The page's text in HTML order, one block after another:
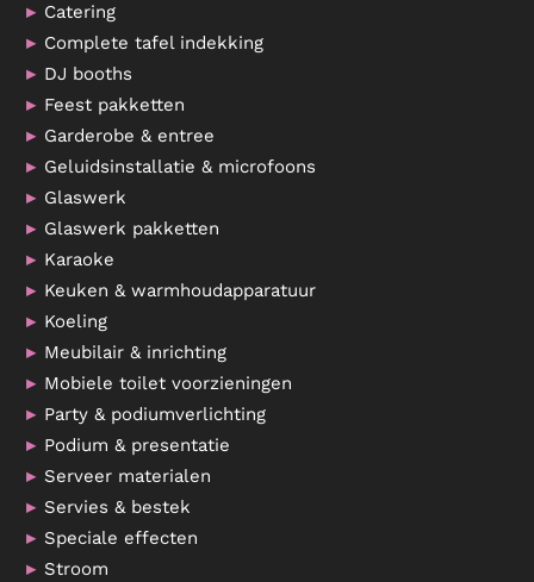
Catering
Complete tafel indekking
DJ booths
Feest pakketten
Garderobe & entree
Geluidsinstallatie & microfoons
Glaswerk
Glaswerk pakketten
Karaoke
Keuken & warmhoudapparatuur
Koeling
Meubilair & inrichting
Mobiele toilet voorzieningen
Party & podiumverlichting
Podium & presentatie
Serveer materialen
Servies & bestek
Speciale effecten
Stroom